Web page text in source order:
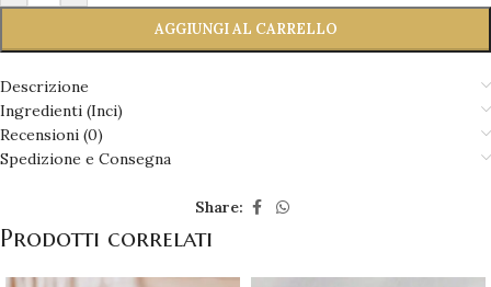
AGGIUNGI AL CARRELLO
Descrizione
Ingredienti (Inci)
Recensioni (0)
Spedizione e Consegna
Share:
Prodotti correlati